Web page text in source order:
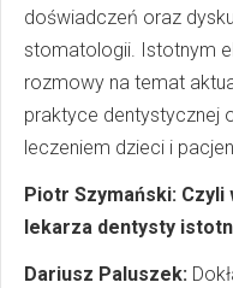
doświadczeń oraz
stomatologii. Istotnym
rozmowy na temat
praktyce dentystycznej
leczeniem dzieci i
Piotr Szymański:
lekarza dentysty
Dariusz Paluszek: